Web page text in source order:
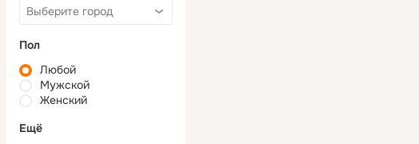
Пол
Любой
Мужской
Женский
Ещё